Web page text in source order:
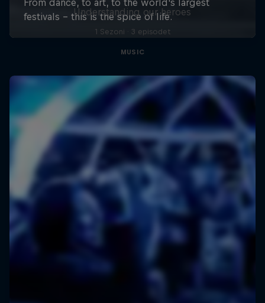
Understanding our heroes
1 Sezoni · 3 episodet
MUSIC